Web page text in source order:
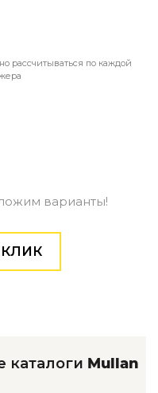
рассчитываться по каждой
варианты!
КЛИК
каталоги Mullan